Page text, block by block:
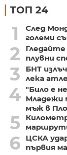
ТОП 24
1
След
големи
2
плувни
3
БНТ
лека
4 "Било е
Младежи
мъж в
5
6
ЦСКА
първия